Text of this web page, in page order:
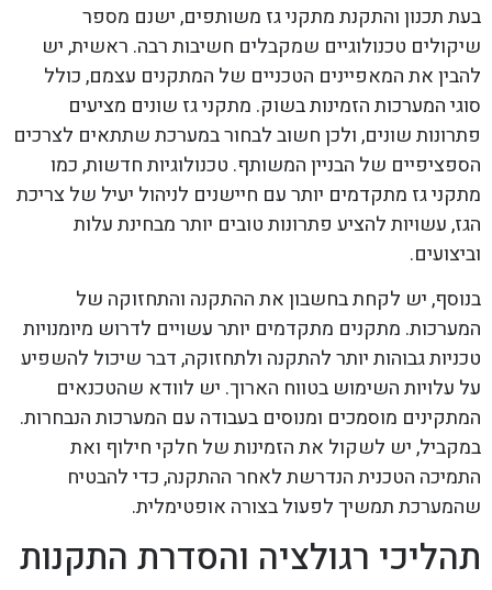
בעת תכנון והתקנת מתקני גז משותפים, ישנם מספר
שיקולים טכנולוגיים שמקבלים חשיבות רבה. ראשית, יש
להבין את המאפיינים הטכניים של המתקנים עצמם, כולל
סוגי המערכות הזמינות בשוק. מתקני גז שונים מציעים
פתרונות שונים, ולכן חשוב לבחור במערכת שתתאים לצרכים
הספציפיים של הבניין המשותף. טכנולוגיות חדשות, כמו
מתקני גז מתקדמים יותר עם חיישנים לניהול יעיל של צריכת
הגז, עשויות להציע פתרונות טובים יותר מבחינת עלות
וביצועים.
בנוסף, יש לקחת בחשבון את ההתקנה והתחזוקה של
המערכות. מתקנים מתקדמים יותר עשויים לדרוש מיומנויות
טכניות גבוהות יותר להתקנה ולתחזוקה, דבר שיכול להשפיע
על עלויות השימוש בטווח הארוך. יש לוודא שהטכנאים
המתקינים מוסמכים ומנוסים בעבודה עם המערכות הנבחרות.
במקביל, יש לשקול את הזמינות של חלקי חילוף ואת
התמיכה הטכנית הנדרשת לאחר ההתקנה, כדי להבטיח
שהמערכת תמשיך לפעול בצורה אופטימלית.
תהליכי רגולציה והסדרת התקנות